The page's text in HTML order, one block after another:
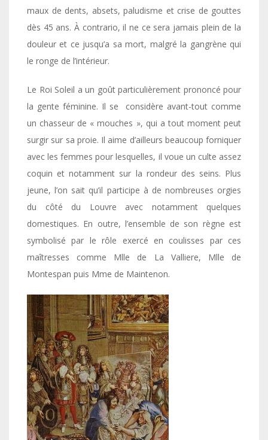
maux de dents, absets, paludisme et crise de gouttes
dès 45 ans. À contrario, il ne ce sera jamais plein de la
douleur et ce jusqu’a sa mort, malgré la gangrène qui
le ronge de l’intérieur.
Le Roi Soleil a un goût particulièrement prononcé pour
la gente féminine. Il se considère avant-tout comme
un chasseur de « mouches », qui a tout moment peut
surgir sur sa proie. Il aime d’ailleurs beaucoup forniquer
avec les femmes pour lesquelles, il voue un culte assez
coquin et notamment sur la rondeur des seins. Plus
jeune, l’on sait qu’il participe à de nombreuses orgies
du côté du Louvre avec notamment quelques
domestiques. En outre, l’ensemble de son règne est
symbolisé par le rôle exercé en coulisses par ces
maîtresses comme Mlle de La Valliere, Mlle de
Montespan puis Mme de Maintenon.